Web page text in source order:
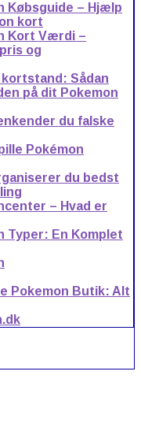
Købsguide – Hjælp
kort
Kort Værdi –
og
Sådan
på dit Pokemon
du falske
Pokémon
du bedst
– Hvad er
Typer: En Komplet
Pokemon Butik: Alt